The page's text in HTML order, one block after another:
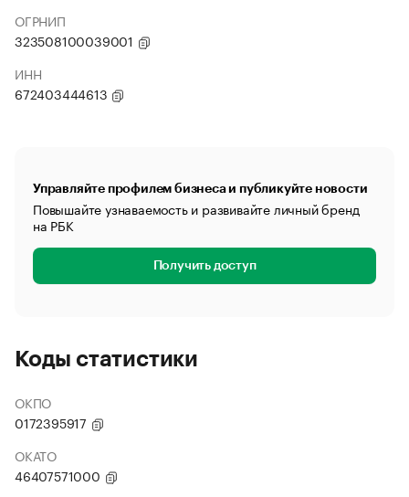
ОГРНИП
323508100039001
ИНН
672403444613
Управляйте профилем бизнеса и публикуйте новости
Повышайте узнаваемость и развивайте личный бренд
на РБК
Получить доступ
Коды статистики
ОКПО
0172395917
ОКАТО
46407571000